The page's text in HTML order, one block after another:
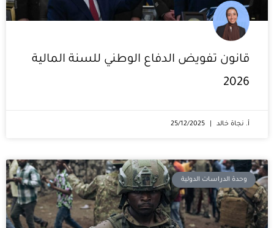
قانون تفويض الدفاع الوطني للسنة المالية
2026
أ. نجاة خالد
وحدة الدراسات الدولية